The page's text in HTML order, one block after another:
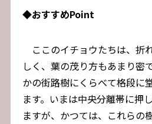
◆おすすめPoint
ここのイチョウたちは、折
しく、葉の茂り方もあまり密
かの街路樹にくらべて格段に
ます。いまは中央分離帯に押
ますが、かつては、これらの